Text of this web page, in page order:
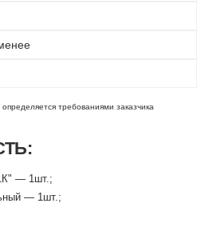
требованиями заказчика
— 1шт.;
— 1шт.;